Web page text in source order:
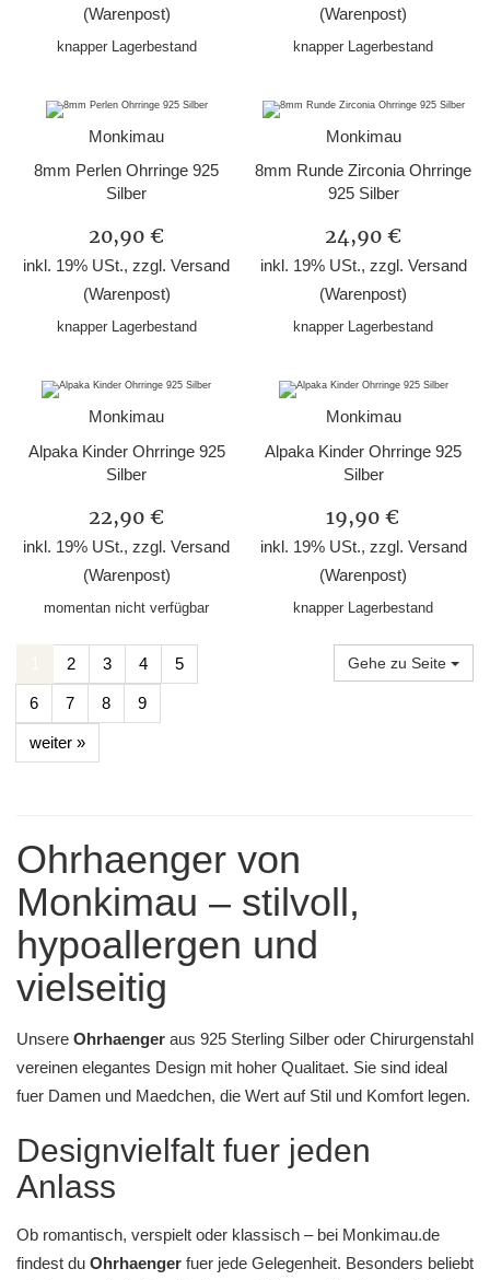
(Warenpost)
knapper Lagerbestand
(Warenpost)
knapper Lagerbestand
Monkimau
8mm Perlen Ohrringe 925
Silber
20,90 €
inkl. 19% USt., zzgl.Versand
(Warenpost)
knapper Lagerbestand
Monkimau
8mm Runde Zirconia Ohrringe
925 Silber
24,90 €
inkl. 19% USt., zzgl. Versand
(Warenpost)
knapper Lagerbestand
Monkimau
Alpaka Kinder Ohrringe 925
Silber
22,90 €
inkl. 19% USt., zzgl.Versand
(Warenpost)
momentan nicht verfügbar
Monkimau
Alpaka Kinder Ohrringe 925
Silber
19,90 €
inkl. 19% USt., zzgl. Versand
(Warenpost)
knapper Lagerbestand
2 3 4 5
6 7 8 9
weiter »
Gehe zu Seite
Ohrhaenger von
Monkimau – stilvoll,
hypoallergen und
vielseitig
Unsere Ohrhaenger aus 925 Sterling Silber oder Chirurgenstahl
vereinen elegantes Design mit hoher Qualitaet. Sie sind ideal
fuer Damen und Maedchen, die Wert auf Stil und Komfort legen.
Designvielfalt fuer jeden
Anlass
Ob romantisch, verspielt oder klassisch – bei Monkimau.de
findest du Ohrhaenger fuer jede Gelegenheit. Besonders beliebt